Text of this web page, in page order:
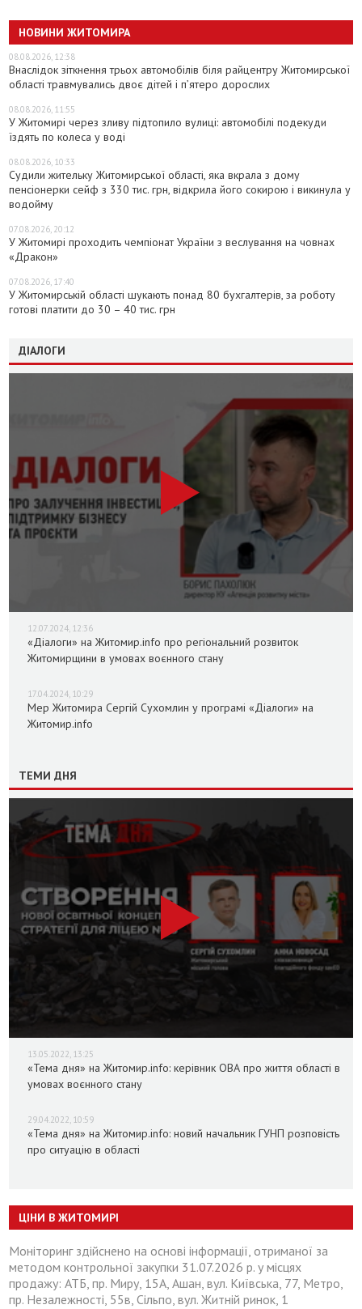
НОВИНИ ЖИТОМИРА
08.08.2026, 12:38
Внаслідок зіткнення трьох автомобілів біля райцентру Житомирської
області травмувались двоє дітей і пʼятеро дорослих
08.08.2026, 11:55
У Житомирі через зливу підтопило вулиці: автомобілі подекуди
їздять по колеса у воді
08.08.2026, 10:33
Судили жительку Житомирської області, яка вкрала з дому
пенсіонерки сейф з 330 тис. грн, відкрила його сокирою і викинула у
водойму
07.08.2026, 20:12
У Житомирі проходить чемпіонат України з веслування на човнах
«Дракон»
07.08.2026, 17:40
У Житомирській області шукають понад 80 бухгалтерів, за роботу
готові платити до 30 – 40 тис. грн
ДІАЛОГИ
12.07.2024, 12:36
«Діалоги» на Житомир.info про регіональний розвиток
Житомирщини в умовах воєнного стану
17.04.2024, 10:29
Мер Житомира Сергій Сухомлин у програмі «Діалоги» на
Житомир.info
ТЕМИ ДНЯ
13.05.2022, 13:25
«Тема дня» на Житомир.info: керівник ОВА про життя області в
умовах воєнного стану
29.04.2022, 10:59
«Тема дня» на Житомир.info: новий начальник ГУНП розповість
про ситуацію в області
ЦІНИ В ЖИТОМИРІ
Моніторинг здійснено на основі інформації, отриманої за
методом контрольної закупки 31.07.2026 р. у місцях
продажу: АТБ, пр. Миру, 15А, Ашан, вул. Київська, 77, Метро,
пр. Незалежності, 55в, Сільпо, вул. Житній ринок, 1